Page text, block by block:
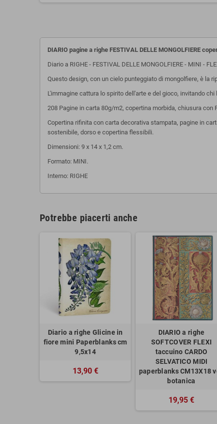
DIARIO pagine a righe FESTIVAL DELLE MONGOLFIERE
Diario a RIGHE - FESTIVAL DELLE MONGOLFIERE - MINI -
Questo design, con un cielo punteggiato di mongolfiere, è la
L'immagine cattura lo spirito dell'arte e del gioco, invitando
208 Pagine in carta 80g/m2, copertina morbida, chiusura
Copertina rifinita con carta decorativa stampata, pagine in
sostenibile, dorso e copertina flessibili.
Dimensioni: 9 x 14 x 1,2 cm.
Formato: MINI.
Interno: RIGHE
Potrebbe piacerti anche
Diario a righe Glicine in
fiore mini Paperblanks cm
9,5x14
13,90 €
DIARIO a righe
SOFTCOVER FLEXI
taccuino CARDO
SELVATICO MIDI
paperblanks CM13X18
botanica
19,95 €